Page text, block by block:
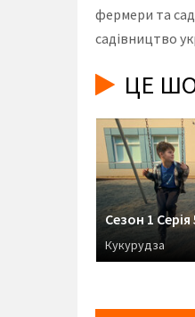
фермери та
садівництво
ЦЕ
Сезон 1 Серія
Кукурудза